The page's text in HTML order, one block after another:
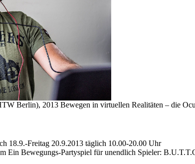
Berlin), 2013 Bewegen in virtuellen Realitäten – die
18.9.-Freitag 20.9.2013 täglich 10.00-20.00 Uhr
Ein Bewegungs-Partyspiel für unendlich Spieler: